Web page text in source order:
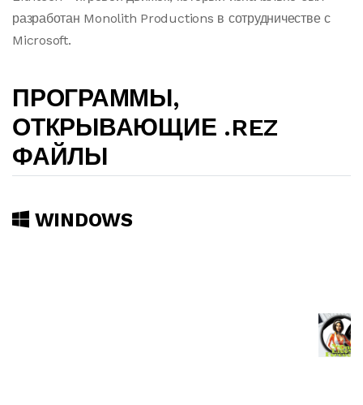
разработан Monolith Productions в сотрудничестве с
Microsoft.
ПРОГРАММЫ,
ОТКРЫВАЮЩИЕ .REZ
ФАЙЛЫ
WINDOWS